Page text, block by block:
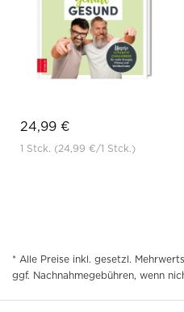
24,99 €
1 Stck. (24,99 €/1 Stck.)
* Alle Preise inkl. gesetzl.
ggf. Nachnahmegebühren, wenn